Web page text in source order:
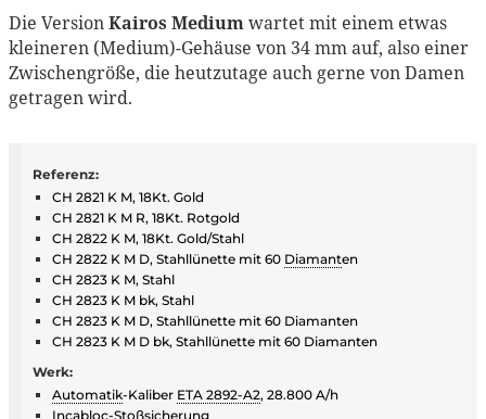
Die VersionKairos Mediumwartet mit einem etwas
kleineren (Medium)-Gehäuse von 34 mm auf, also einer
Zwischengröße, die heutzutage auch gerne von Damen
getragen wird.
Referenz:
CH 2821 K M, 18Kt. Gold
CH 2821 K M R, 18Kt. Rotgold
CH 2822 K M, 18Kt. Gold/Stahl
CH 2822 K M D, Stahllünette mit 60 Diamanten
CH 2823 K M, Stahl
CH 2823 K M bk, Stahl
CH 2823 K M D, Stahllünette mit 60 Diamanten
CH 2823 K M D bk, Stahllünette mit 60 Diamanten
Werk:
Automatik-Kaliber ETA 2892-A2, 28.800 A/h
Incabloc-Stoßsicherung